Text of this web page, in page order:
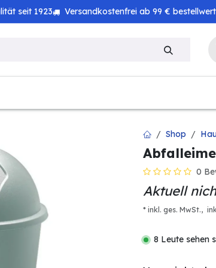
seit 1923 Versandkostenfrei ab 99 €
Shop
0
Aktuell
* inkl. ges. MwSt.,
8 Leute sehen